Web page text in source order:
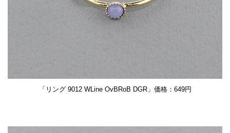
「リング 9012 WLine OvBRoB DGR」価格：649円